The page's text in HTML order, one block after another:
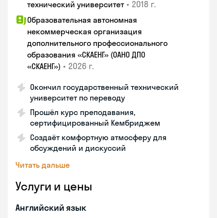
технический университет • 2018 г.
Образовательная автономная
некоммерческая организация
дополнительного профессионального
образования «СКАЕНГ» (ОАНО ДПО
«СКАЕНГ») • 2026 г.
Окончил государственный технический
университет по переводу
Прошёл курс преподавания,
сертифицированный Кембриджем
Создаёт комфортную атмосферу для
обсуждений и дискуссий
Читать дальше
Услуги и цены
Английский язык